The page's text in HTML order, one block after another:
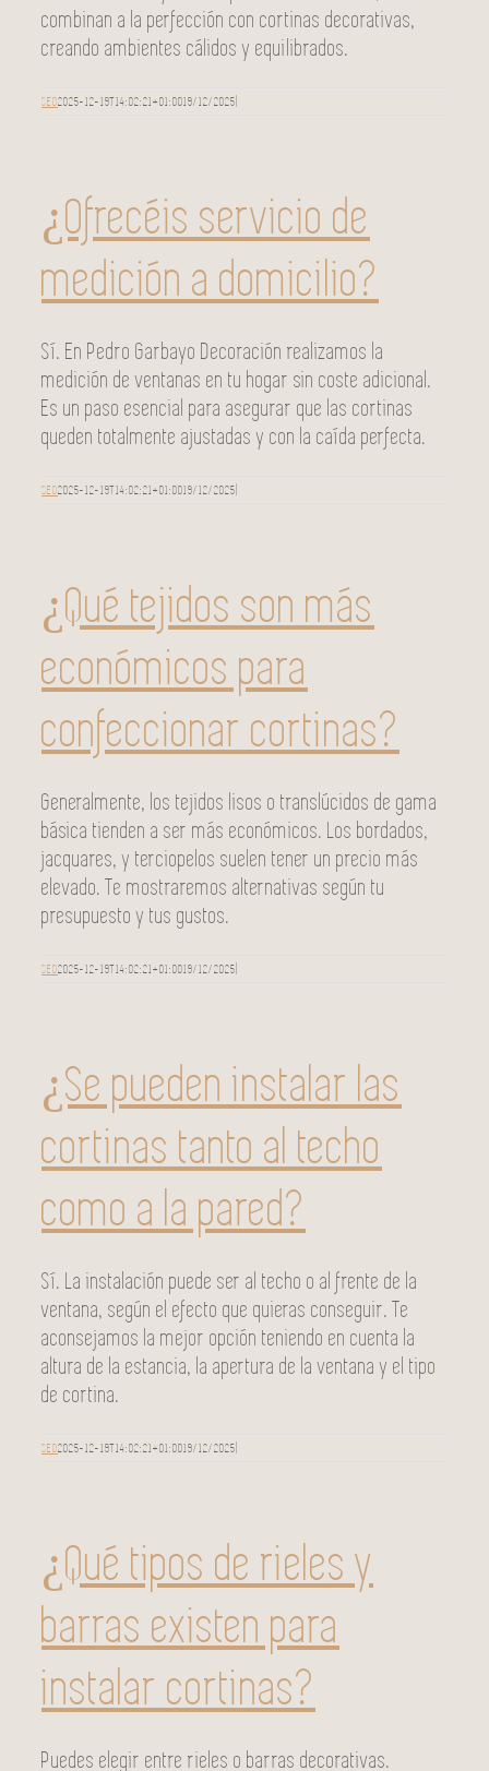
combinan a la perfección con cortinas decorativas,
creando ambientes cálidos y equilibrados.
SEO2025-12-19T14:02:21+01:0019/12/2025
¿Ofrecéis servicio de
medición a domicilio?
Sí. En Pedro Garbayo Decoración realizamos la
medición de ventanas en tu hogar sin coste adicional.
Es un paso esencial para asegurar que las cortinas
queden totalmente ajustadas y con la caída perfecta.
SEO2025-12-19T14:02:21+01:0019/12/2025
¿Qué tejidos son más
económicos para
confeccionar cortinas?
Generalmente, los tejidos lisos o translúcidos de gama
básica tienden a ser más económicos. Los bordados,
jacquares, y terciopelos suelen tener un precio más
elevado. Te mostraremos alternativas según tu
presupuesto y tus gustos.
SEO2025-12-19T14:02:21+01:0019/12/2025
¿Se pueden instalar las
cortinas tanto al techo
como a la pared?
Sí. La instalación puede ser al techo o al frente de la
ventana, según el efecto que quieras conseguir. Te
aconsejamos la mejor opción teniendo en cuenta la
altura de la estancia, la apertura de la ventana y el tipo
de cortina.
SEO2025-12-19T14:02:21+01:0019/12/2025
¿Qué tipos de rieles y
barras existen para
instalar cortinas?
Puedes elegir entre rieles o barras decorativas.